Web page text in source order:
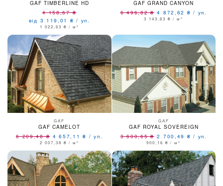
GAF TIMBERLINE HD
4 158,67₴
від 3 119,01 ₴ / уп.
1 022,63 ₴ / м²
GAF GRAND CANYON
6 496,82₴ 4 872,62 ₴ / уп.
3 143,63₴ / м²
GAF
GAF CAMELOT
6 209,48₴ 4 657,11₴ / уп.
2 007,38 ₴ / м²
GAF
GAF ROYAL SOVEREIGN
3 600,65₴ 2 700,49 ₴ / уп.
900,16₴ / м²